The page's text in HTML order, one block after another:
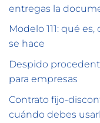
entregas la
Modelo 111: qué
se hace
Despido
para empresas
Contrato fijo-
cuándo debes